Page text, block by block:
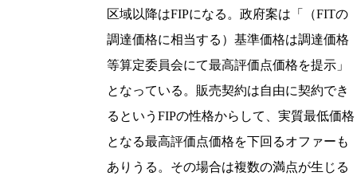
区域以降はFIPになる。政府案は「（FITの
調達価格に相当する）基準価格は調達価格
等算定委員会にて最高評価点価格を提示」
となっている。販売契約は自由に契約でき
るというFIPの性格からして、実質最低価格
となる最高評価点価格を下回るオファーも
ありうる。その場合は複数の満点が生じる